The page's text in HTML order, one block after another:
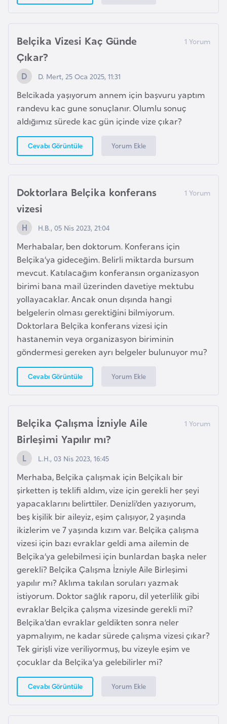
Belçika Vizesi Kaç Günde
Çıkar?
D. Mert, 25 Oca 2025, 11:31
Belcikada yaşıyorum annem için başvuru yaptım
randevu kac gune sonuçlanır. Olumlu sonuç
aldığımız sürede kac gün içinde vize çıkar?
Cevabı Görüntüle Yorum Ekle
Doktorlara Belçika konferans
vizesi
H.B., 05 Nis 2023, 21:04
Merhabalar, ben doktorum. Konferans için
Belçika’ya gideceğim. Belirli miktarda bursum
mevcut. Katılacağım konferansın organizasyon
birimi bana mail üzerinden davetiye mektubu
yollayacaklar. Ancak onun dışında hangi
belgelerin olması gerektiğini bilmiyorum.
Doktorlara Belçika konferans vizesi için
hastanemin veya organizasyon biriminin
göndermesi gereken ayrı belgeler bulunuyor mu?
Cevabı Görüntüle Yorum Ekle
Belçika Çalışma İzniyle Aile
Birleşimi Yapılır mı?
L.H., 03 Nis 2023, 16:45
Merhaba, Belçika çalışmak için Belçikalı bir
şirketten iş teklifi aldım, vize için gerekli her şeyi
yapacaklarını belirttiler. Denizli’den yazıyorum,
beş kişilik bir aileyiz, eşim çalışıyor, 2 yaşında
ikizlerim ve 7 yaşında kızım var. Belçika çalışma
vizesi için bazı evraklar geldi ama ailemin de
Belçika’ya gelebilmesi için bunlardan başka neler
gerekli? Belçika Çalışma İzniyle Aile Birleşimi
yapılır mı? Aklıma takılan soruları yazmak
istiyorum. Doktor sağlık raporu, dil yeterlilik gibi
evraklar Belçika çalışma vizesinde gerekli mi?
Belçika’dan evraklar geldikten sonra neler
yapmalıyım, ne kadar sürede çalışma vizesi çıkar?
Tek girişli vize veriliyormuş, bu vizeyle eşim ve
çocuklar da Belçika’ya gelebilirler mi?
Cevabı Görüntüle Yorum Ekle
y
n
B
a
n
g
l
e
e
l
a
r
s
B
e
l
ç
a
B
e
n
i
n
B
o
s
n
a
H
e
r
s
e
k
B
u
g
a